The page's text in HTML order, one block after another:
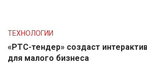
ТЕХНОЛОГИИ
«РТС-тендер» создаст
для малого бизнеса